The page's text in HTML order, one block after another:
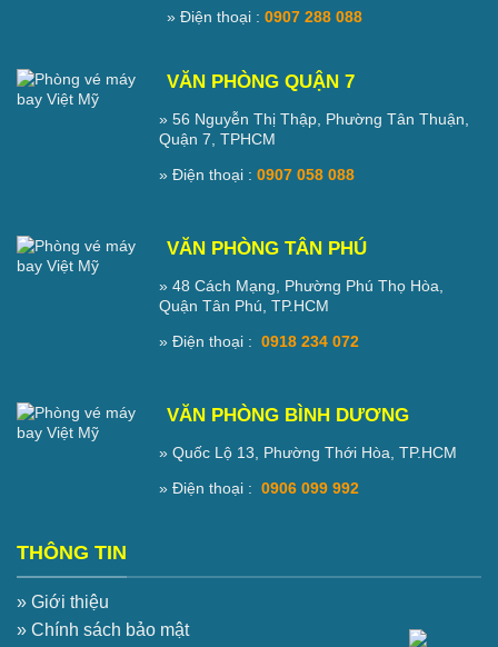
» Điện thoại :0907 288 088
VĂN PHÒNG QUẬN 7
» 56 Nguyễn Thị Thập, Phường Tân Thuận,
Quận 7, TPHCM
» Điện thoại : 0907 058 088
VĂN PHÒNG TÂN PHÚ
» 48 Cách Mạng, Phường Phú Thọ Hòa,
Quận Tân Phú, TP.HCM
» Điện thoại : 0918 234 072
VĂN PHÒNG BÌNH DƯƠNG
» Quốc Lộ 13, Phường Thới Hòa, TP.HCM
» Điện thoại : 0906 099 992
THÔNG TIN
» Giới thiệu
» Chính sách bảo mật